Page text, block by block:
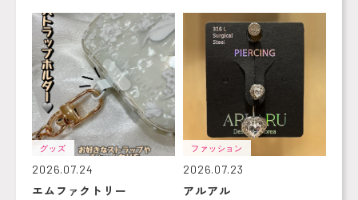
グッズ
2026.07.24
エムファクトリー
ファッション
2026.07.23
アルアル